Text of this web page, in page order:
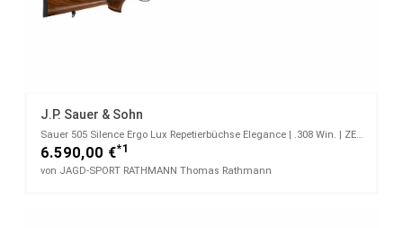
J.P. Sauer & Sohn
Sauer 505 Silence Ergo Lux Repetierbüchse Elegance | .308 Win. | ZEISS V4 4 - 16 x 44
6.590,00 €*1
von JAGD-SPORT RATHMANN Thomas Rathmann